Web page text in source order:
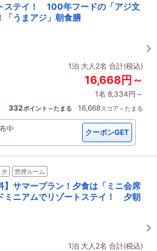
ステイ！ 100年フードの「アジ文
「うまアジ」朝食膳
1泊 大人2名 合計(税込)
16,668円～
1名 8,334円～
332ポイント～たまる 16,668スコア～たまる
中 クーポンGET
夕 禁煙ルーム
】サマープラン！夕食は「ミニ会席
ミニアムでリゾートステイ！ 夕朝
1泊 大人2名 合計(税込)